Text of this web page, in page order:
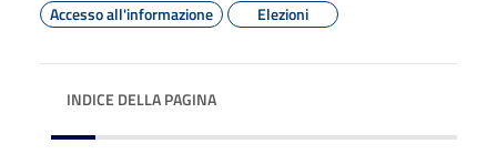
Accesso all'informazione
Elezioni
INDICE DELLA PAGINA